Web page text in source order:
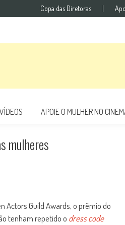
Copa das Diretoras
VÍDEOS APOIE O MULHER NO
mulheres
Actors Guild Awards, o prêmio do
tenham repetido o dress code